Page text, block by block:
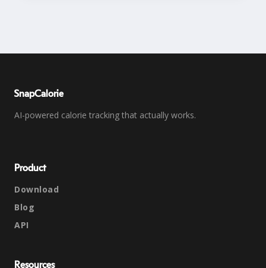
SnapCalorie
AI-powered calorie tracking that actually works.
Product
Download
Blog
API
Resources